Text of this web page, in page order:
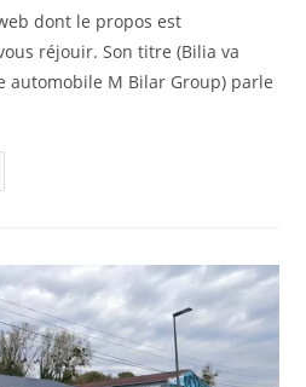
dont le propos est
réjouir. Son titre (Bilia va
automobile M Bilar Group) parle